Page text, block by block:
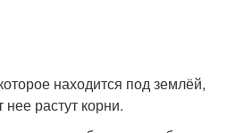
находится под землёй,
нее растут корни.